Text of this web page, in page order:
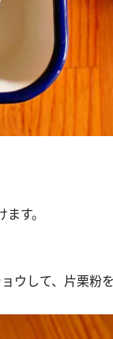
す。
ウして、片栗粉